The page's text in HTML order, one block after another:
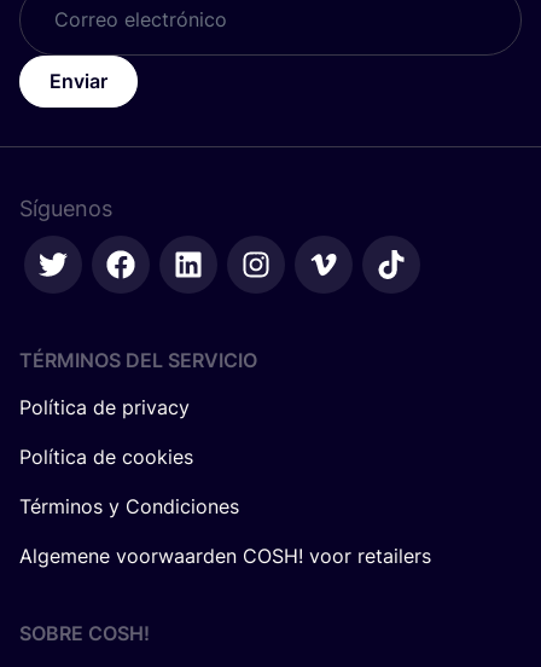
Enviar
Síguenos
TÉRMINOS DEL SERVICIO
Política de privacy
Política de cookies
Términos y Condiciones
Algemene voorwaarden COSH! voor retailers
SOBRE COSH!